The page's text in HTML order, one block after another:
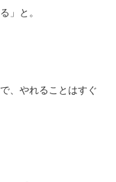
」と。
、やれることはすぐ